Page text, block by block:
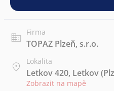
Firma
TOPAZ Plzeň, s.r.o.
Lokalita
Letkov 420, Letkov
Zobrazit na mapě